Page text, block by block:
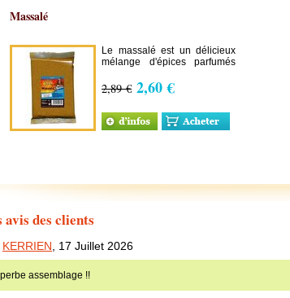
Massalé
Le massalé est un délicieux
mélange d'épices parfumés
Réunion. Il est notamment
utilisé dans la confection du
le... massalé !
2,89 € 2,60 €
avis des clients
KERRIEN 17 Juillet 2026
assemblage !!